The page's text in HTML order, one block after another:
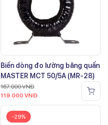
Biến dòng đo lường băng quấn
MASTER MCT 50/5A (MR-28)
167.000VNĐ
119.000 VNĐ
-29%